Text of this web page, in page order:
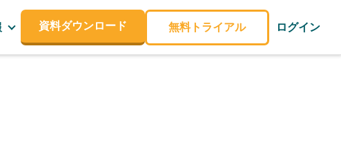
資料ダウンロード 無料トライアル ログイン